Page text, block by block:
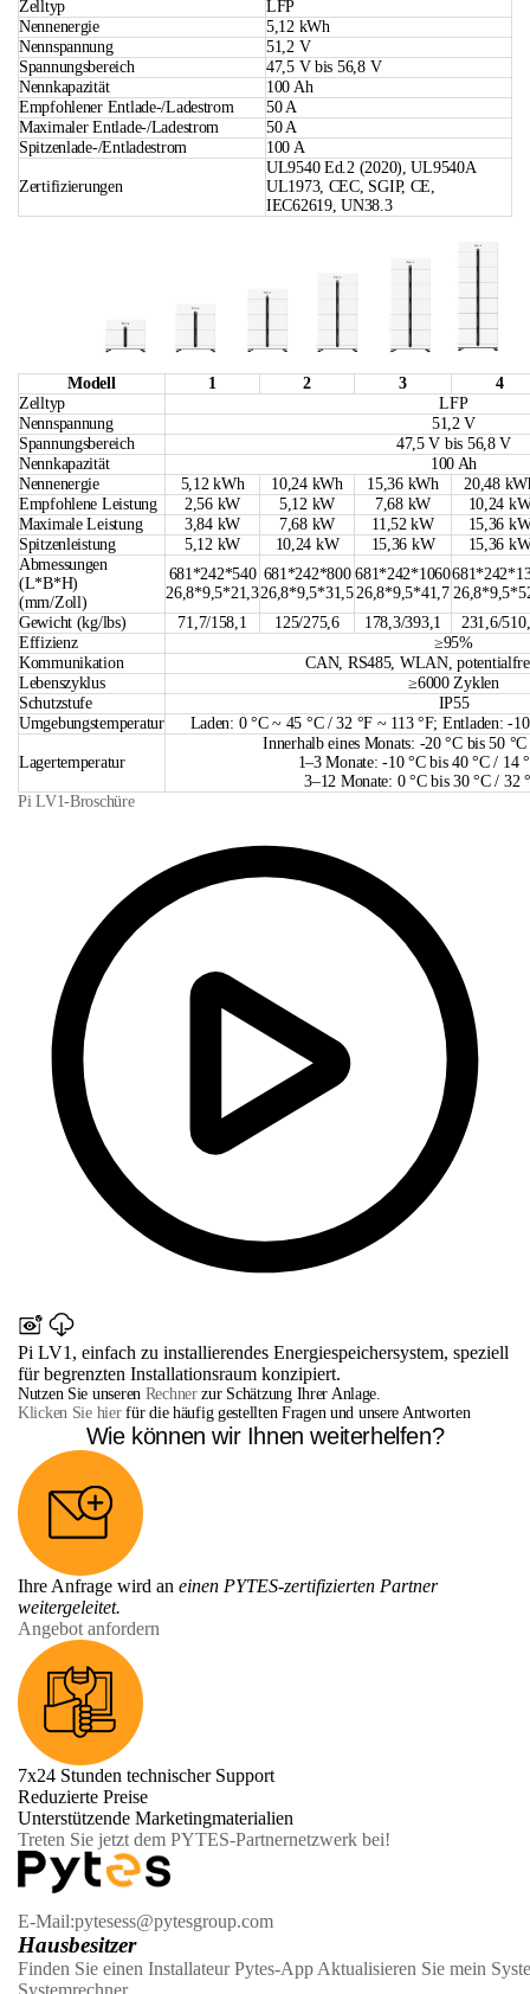
Zelltyp
LFP
Nennenergie
5,12 kWh
Nennspannung
51,2 V
Spannungsbereich
47,5 V bis 56,8 V
Nennkapazität
100 Ah
Empfohlener Entlade-/Ladestrom
50 A
Maximaler Entlade-/Ladestrom
50 A
Spitzenlade-/Entladestrom
100 A
Zertifizierungen
UL9540 Ed.2 (2020), UL9540A
UL1973, CEC, SGIP, CE,
IEC62619, UN38.3
Modell 1 2 3
4
Zelltyp
LFP
Nennspannung
51,2 V
Spannungsbereich
47,5 V bis 56,8 V
Nennkapazität
100 Ah
Nennenergie
5,12 kWh 10,24 kWh 15,36 kWh
20,48
Empfohlene Leistung
2,56 kW 5,12 kW 7,68 kW
10,24
Maximale Leistung
3,84 kW 7,68 kW 11,52 kW
15,36
Spitzenleistung
5,12 kW 10,24 kW 15,36 kW
15,36
Abmessungen
(L*B*H)
(mm/Zoll)
681*242*540
26,8*9,5*21,3
681*242*800
26,8*9,5*31,5
681*242*1060
26,8*9,5*41,7
Gewicht (kg/lbs)
71,7/158,1 125/275,6 178,3/393,1
231,6/
Effizienz
≥95%
Kommunikation
CAN, RS485, WLAN,
Lebenszyklus
≥6000 Zyklen
Schutzstufe
IP55
Umgebungstemperatur
Laden: 0 °C ~ 45 °C / 32 °F ~ 113 °F; Entladen: -
Lagertemperatur
Innerhalb eines Monats: -20 °C bis 50
1–3 Monate: -10 °C bis 40 °C / 14
3–12 Monate: 0 °C bis 30 °C / 32
Pi LV1-Broschüre
Pi LV1, einfach zu installierendes Energiespeichersystem, speziell
für begrenzten Installationsraum konzipiert.
Nutzen Sie unseren Rechnerzur Schätzung Ihrer Anlage.
Klicken Sie hierfür die häufig gestellten Fragen und unsere Antworten
Wie können wir Ihnen weiterhelfen?
Ihre Anfrage wird an einen PYTES-zertifizierten Partner
weitergeleitet.
Angebot anfordern
7x24 Stunden technischer Support
Reduzierte Preise
Unterstützende Marketingmaterialien
Treten Sie jetzt dem PYTES-Partnernetzwerk bei!
E-Mail:pytesess@pytesgroup.com
Hausbesitzer
Finden Sie einen Installateur Pytes-App Aktualisieren Sie mein
Systemrechner